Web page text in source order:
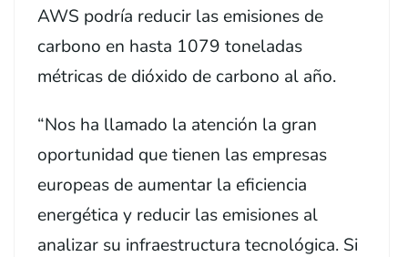
AWS podría reducir las emisiones de
carbono en hasta 1079 toneladas
métricas de dióxido de carbono al año.
“Nos ha llamado la atención la gran
oportunidad que tienen las empresas
europeas de aumentar la eficiencia
energética y reducir las emisiones al
analizar su infraestructura tecnológica. Si